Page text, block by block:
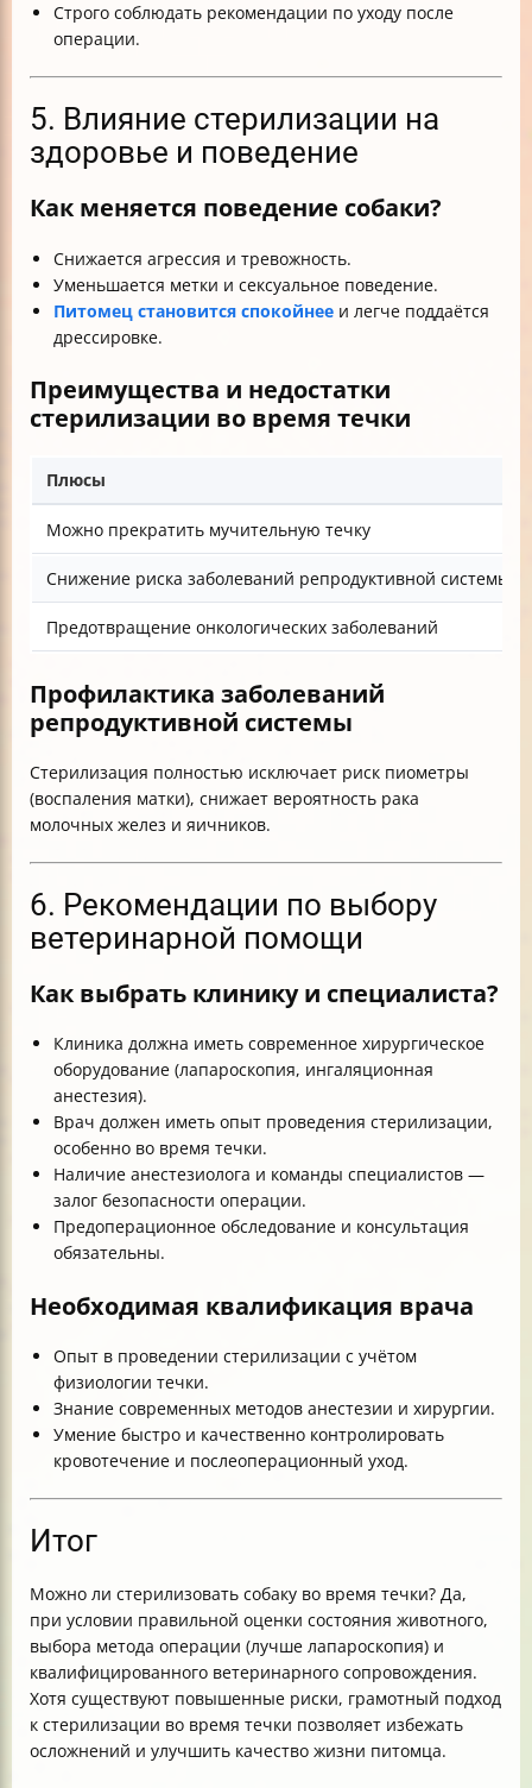
Строго соблюдать рекомендации по уходу после
операции.
5. Влияние стерилизации на
здоровье и поведение
Как меняется поведение собаки?
Снижается агрессия и тревожность.
Уменьшается метки и сексуальное поведение.
Питомец становится спокойнее и легче поддаётся
дрессировке.
Преимущества и недостатки
стерилизации во время течки
Плюсы
Можно прекратить мучительную течку
Снижение риска заболеваний репродуктивной системы
Предотвращение онкологических заболеваний
Профилактика заболеваний
репродуктивной системы
Стерилизация полностью исключает риск пиометры
(воспаления матки), снижает вероятность рака
молочных желез и яичников.
6. Рекомендации по выбору
ветеринарной помощи
Как выбрать клинику и специалиста?
Клиника должна иметь современное хирургическое
оборудование (лапароскопия, ингаляционная
анестезия).
Врач должен иметь опыт проведения стерилизации,
особенно во время течки.
Наличие анестезиолога и команды специалистов —
залог безопасности операции.
Предоперационное обследование и консультация
обязательны.
Необходимая квалификация врача
Опыт в проведении стерилизации с учётом
физиологии течки.
Знание современных методов анестезии и хирургии.
Умение быстро и качественно контролировать
кровотечение и послеоперационный уход.
Итог
Можно ли стерилизовать собаку во время течки? Да,
при условии правильной оценки состояния животного,
выбора метода операции (лучше лапароскопия) и
квалифицированного ветеринарного сопровождения.
Хотя существуют повышенные риски, грамотный подход
к стерилизации во время течки позволяет избежать
осложнений и улучшить качество жизни питомца.